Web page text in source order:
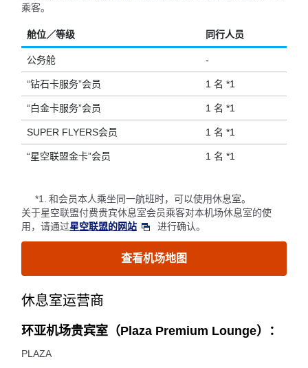
乘客。
舱位／等级 同行人员
公务舱 -
“钻石卡服务”会员 1 名 *1
“白金卡服务”会员 1 名 *1
SUPER FLYERS会员 1 名 *1
“星空联盟金卡”会员 1 名 *1
*1.
和会员本人乘坐同一航班时，可以使用休息室。
关于星空联盟付费贵宾休息室会员乘客对本机场休息室的使
用，请通过星空联盟的网站 进行确认。
查看机场地图
休息室运营商
环亚机场贵宾室（Plaza Premium Lounge）：
PLAZA